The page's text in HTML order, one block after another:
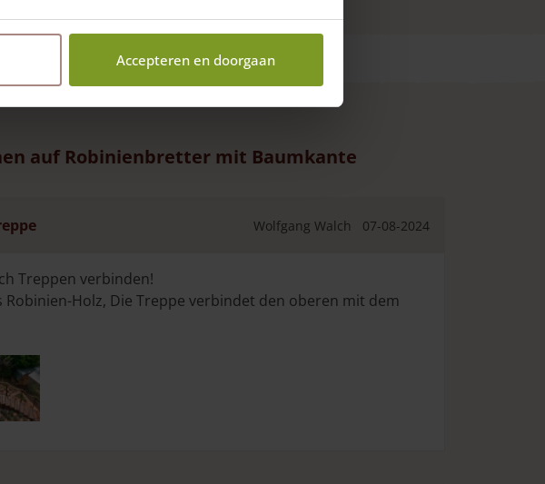
Accepteren en doorgaan
auf Robinienbretter mit Baumkante
Wolfgang Walch 07-08-2024
Treppen verbinden!
Robinien-Holz, Die Treppe verbindet den oberen mit dem